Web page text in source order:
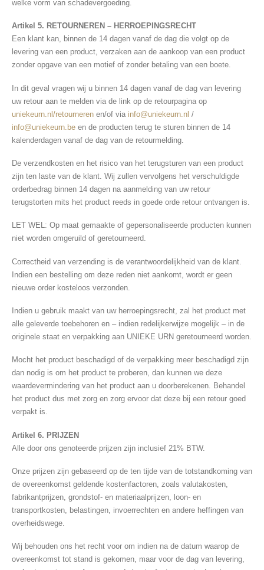
welke vorm van schadevergoeding.
Artikel 5. RETOURNEREN – HERROEPINGSRECHT
Een klant kan, binnen de 14 dagen vanaf de dag die volgt op de
levering van een product, verzaken aan de aankoop van een product
zonder opgave van een motief of zonder betaling van een boete.
In dit geval vragen wij u binnen 14 dagen vanaf de dag van levering
uw retour aan te melden via de link op de retourpagina op
uniekeurn.nl/retourneren en/of via info@uniekeurn.nl /
info@uniekeurn.be en de producten terug te sturen binnen de 14
kalenderdagen vanaf de dag van de retourmelding.
De verzendkosten en het risico van het terugsturen van een product
zijn ten laste van de klant. Wij zullen vervolgens het verschuldigde
orderbedrag binnen 14 dagen na aanmelding van uw retour
terugstorten mits het product reeds in goede orde retour ontvangen is.
LET WEL: Op maat gemaakte of gepersonaliseerde producten kunnen
niet worden omgeruild of geretourneerd.
Correctheid van verzending is de verantwoordelijkheid van de klant.
Indien een bestelling om deze reden niet aankomt, wordt er geen
nieuwe order kosteloos verzonden.
Indien u gebruik maakt van uw herroepingsrecht, zal het product met
alle geleverde toebehoren en – indien redelijkerwijze mogelijk – in de
originele staat en verpakking aan UNIEKE URN geretourneerd worden.
Mocht het product beschadigd of de verpakking meer beschadigd zijn
dan nodig is om het product te proberen, dan kunnen we deze
waardevermindering van het product aan u doorberekenen. Behandel
het product dus met zorg en zorg ervoor dat deze bij een retour goed
verpakt is.
Artikel 6. PRIJZEN
Alle door ons genoteerde prijzen zijn inclusief 21% BTW.
Onze prijzen zijn gebaseerd op de ten tijde van de totstandkoming van
de overeenkomst geldende kostenfactoren, zoals valutakosten,
fabrikantprijzen, grondstof- en materiaalprijzen, loon- en
transportkosten, belastingen, invoerrechten en andere heffingen van
overheidswege.
Wij behouden ons het recht voor om indien na de datum waarop de
overeenkomst tot stand is gekomen, maar voor de dag van levering,